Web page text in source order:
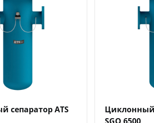
сепаратор ATS
Циклонный